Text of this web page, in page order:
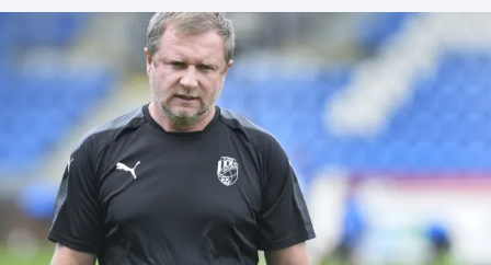
Tenis
DALŠÍ SPORTY
Americký fotbal
Atletika
Baseball a softbal
NEPŘEHLÉDNĚTE
Soutěže
Historické návraty